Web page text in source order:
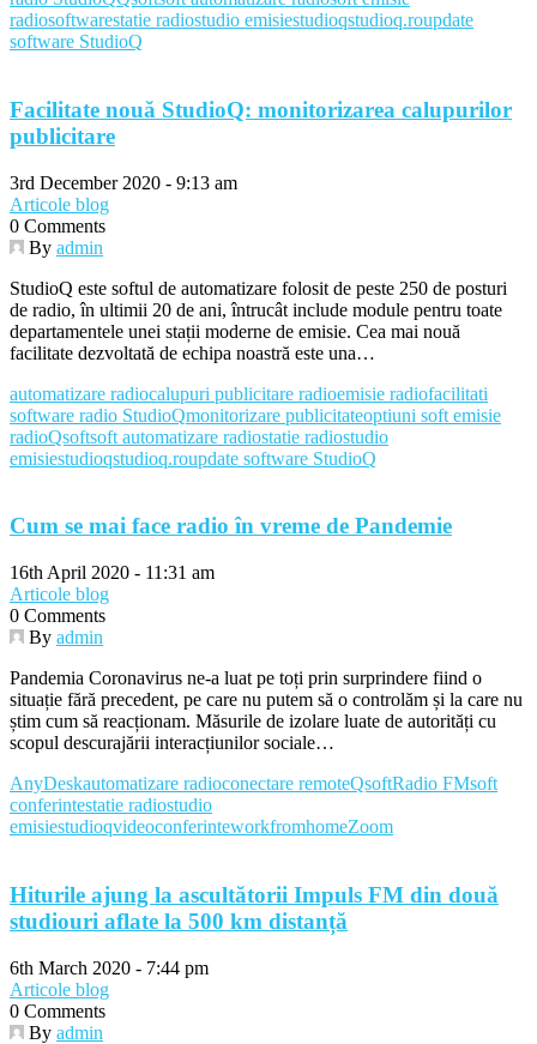
radiosoftwarestatie radiostudio emisiestudioqstudioq.roupdate
software StudioQ
Facilitate nouă StudioQ: monitorizarea calupurilor
publicitare
3rd December 2020 - 9:13 am
Articole blog
0 Comments
By admin
StudioQ este softul de automatizare folosit de peste 250 de posturi
de radio, în ultimii 20 de ani, întrucât include module pentru toate
departamentele unei stații moderne de emisie. Cea mai nouă
facilitate dezvoltată de echipa noastră este una…
automatizare radiocalupuri publicitare radioemisie radiofacilitati
software radio StudioQmonitorizare publicitateoptiuni soft emisie
radioQsoftsoft automatizare radiostatie radiostudio
emisiestudioqstudioq.roupdate software StudioQ
Cum se mai face radio în vreme de Pandemie
16th April 2020 - 11:31 am
Articole blog
0 Comments
By admin
Pandemia Coronavirus ne-a luat pe toți prin surprindere fiind o
situație fără precedent, pe care nu putem să o controlăm și la care nu
știm cum să reacționam. Măsurile de izolare luate de autorități cu
scopul descurajării interacțiunilor sociale…
AnyDeskautomatizare radioconectare remoteQsoftRadio FMsoft
conferintestatie radiostudio
emisiestudioqvideoconferinteworkfromhomeZoom
Hiturile ajung la ascultătorii Impuls FM din două
studiouri aflate la 500 km distanță
6th March 2020 - 7:44 pm
Articole blog
0 Comments
By admin